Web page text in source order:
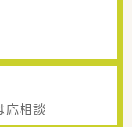
応相談